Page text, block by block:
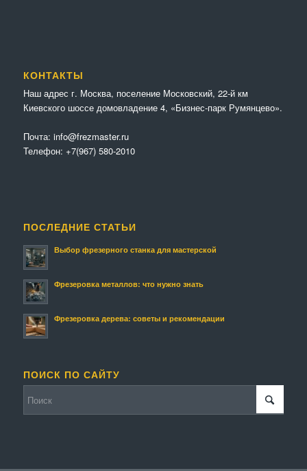
КОНТАКТЫ
Наш адрес г. Москва, поселение Московский, 22-й км
Киевского шоссе домовладение 4, «Бизнес-парк Румянцево».
Почта: info@frezmaster.ru
Телефон: +7(967) 580-2010
ПОСЛЕДНИЕ СТАТЬИ
Выбор фрезерного станка для мастерской
Фрезеровка металлов: что нужно знать
Фрезеровка дерева: советы и рекомендации
ПОИСК ПО САЙТУ